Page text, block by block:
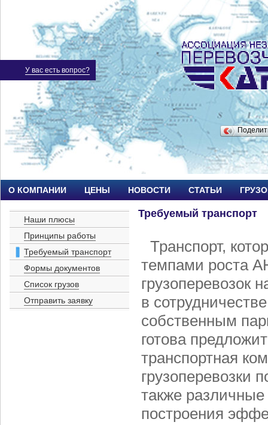
О КОМПАНИИ ЦЕНЫ НОВОСТИ СТАТЬИ
Наши плюсы
Принципы работы
Требуемый транспорт
Формы документов
Список грузов
Отправить заявку
Требуемый транспорт
Транспорт,
темпами роста
грузоперевозок
в
собственным
готова
транспортная
грузоперевозки
также
построения
У вас есть вопрос?